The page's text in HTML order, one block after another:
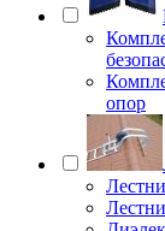
опор